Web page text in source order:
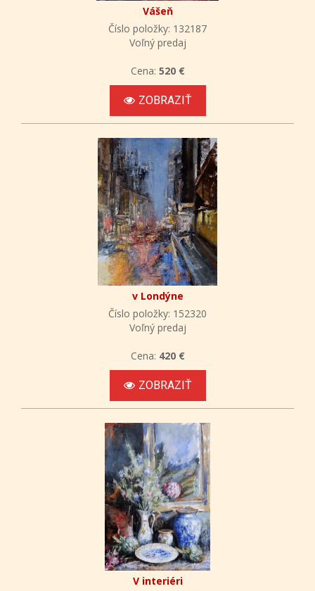
Vášeň
Číslo položky: 132187
Voľný predaj
Cena: 520 €
ZOBRAZIŤ
v Londýne
Číslo položky: 152320
Voľný predaj
Cena: 420 €
ZOBRAZIŤ
V interiéri